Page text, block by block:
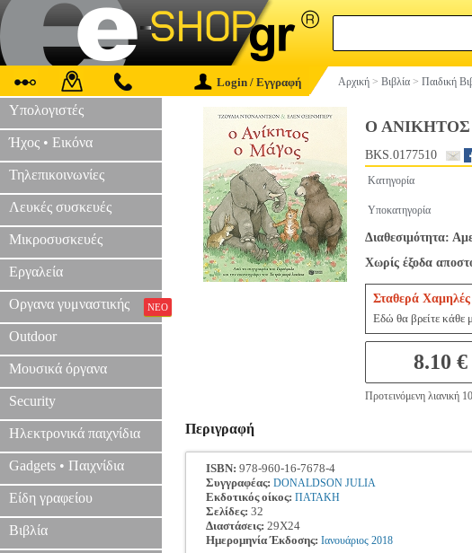
Login / Εγγραφή Αρχική > Βιβλία > Παιδική
Υπολογιστές
Ήχος • Εικόνα
Τηλεπικοινωνίες
Λευκές συσκευές
Μικροσυσκευές
Εργαλεία
Οργανα γυμναστικής ΝΕΟ
Outdoor
Μουσικά όργανα
Security
Ηλεκτρονικά παιχνίδια
Gadgets • Παιχνίδια
Είδη γραφείου
Βιβλία
Ο
BKS.0177510
Κατηγορία
Υποκατηγορία
Διαθεσιμότητα:
Χωρίς έξοδα
Σταθερά Χαμηλές
Εδώ θα βρείτε κάθε
8.10 €
Προτεινόμενη λιανική
Περιγραφή
ISBN: 978-960-16-7678-4
Συγγραφέας: DONALDSON JULIA
Εκδοτικός οίκος: ΠΑΤΑΚΗ
Σελίδες: 32
Διαστάσεις: 29Χ24
Ημερομηνία Έκδοσης: Ιανουάριος 2018